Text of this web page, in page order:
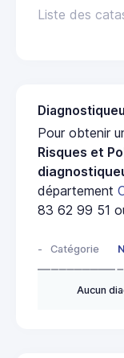
Liste des
Pour obtenir
Risques et
département
83 62 99 51
- Catégorie
Aucun